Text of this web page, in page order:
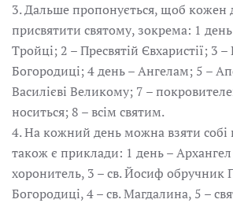
3. Дальше пропонується, щоб кожен
присвятити святому, зокрема: 1 день
Тройці; 2 – Пресвятій Євхаристії; 3 –
Богородиці; 4 день – Ангелам; 5 –
Василієві Великому; 7 –
носиться; 8 – всім святим.
4. На кожний день можна взяти собі
також є приклади: 1 день –
хоронитель, 3 – св. Йосиф обручник
Богородиці, 4 – св. Магдалина, 5 –